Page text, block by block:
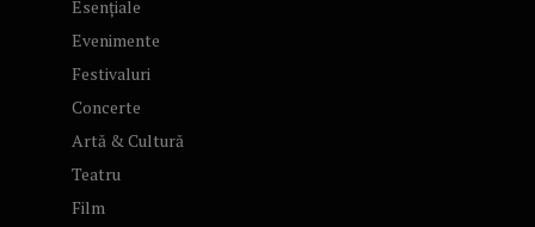
Esențiale
Evenimente
Festivaluri
Concerte
Artă & Cultură
Teatru
Film